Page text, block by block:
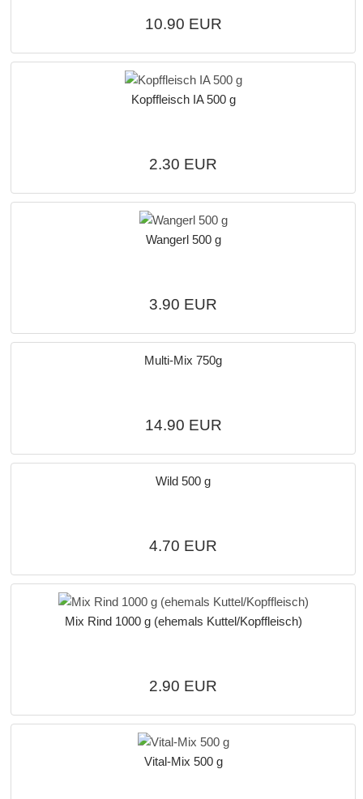
10.90 EUR
Kopffleisch IA 500 g
2.30 EUR
Wangerl 500 g
3.90 EUR
Multi-Mix 750g
14.90 EUR
Wild 500 g
4.70 EUR
Mix Rind 1000 g (ehemals Kuttel/Kopffleisch)
2.90 EUR
Vital-Mix 500 g